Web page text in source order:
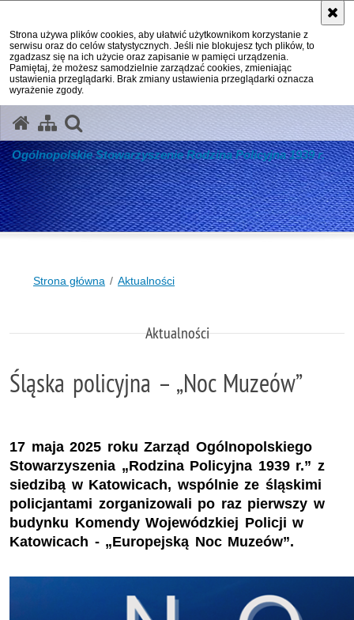
Strona używa plików cookies, aby ułatwić użytkownikom korzystanie z
serwisu oraz do celów statystycznych. Jeśli nie blokujesz tych plików, to
zgadzasz się na ich użycie oraz zapisanie w pamięci urządzenia.
Pamiętaj, że możesz samodzielnie zarządzać cookies, zmieniając
ustawienia przeglądarki. Brak zmiany ustawienia przeglądarki oznacza
wyrażenie zgody.
Ogólnopolskie Stowarzyszenie Rodzina Policyjna 1939 r.
otwórz wyszukiwarkę
Strona główna Aktualności
Aktualności
Śląska policyjna – „Noc Muzeów”
17 maja 2025 roku Zarząd Ogólnopolskiego
Stowarzyszenia „Rodzina Policyjna 1939 r.” z
siedzibą w Katowicach, wspólnie ze śląskimi
policjantami zorganizowali po raz pierwszy w
budynku Komendy Wojewódzkiej Policji w
Katowicach - „Europejską Noc Muzeów”.